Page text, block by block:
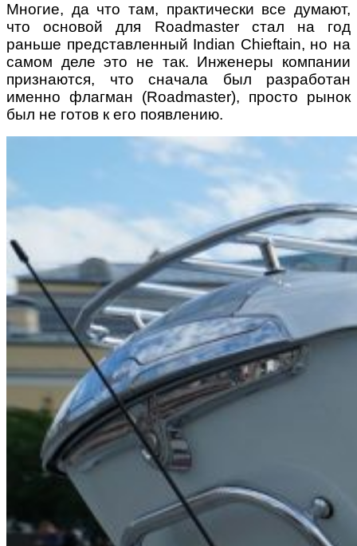
Многие, да что там, практически все думают,
что основой для Roadmaster стал на год
раньше представленный Indian Chieftain, но на
самом деле это не так. Инженеры компании
признаются, что сначала был разработан
именно флагман (Roadmaster), просто рынок
был не готов к его появлению.